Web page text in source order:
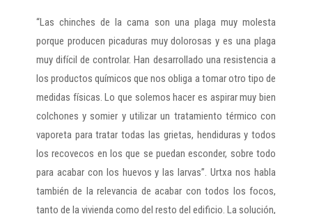
“Las chinches de la cama son una plaga muy molesta
porque producen picaduras muy dolorosas y es una plaga
muy difícil de controlar. Han desarrollado una resistencia a
los productos químicos que nos obliga a tomar otro tipo de
medidas físicas. Lo que solemos hacer es aspirar muy bien
colchones y somier y utilizar un tratamiento térmico con
vaporeta para tratar todas las grietas, hendiduras y todos
los recovecos en los que se puedan esconder, sobre todo
para acabar con los huevos y las larvas”. Urtxa nos habla
también de la relevancia de acabar con todos los focos,
tanto de la vivienda como del resto del edificio. La solución,